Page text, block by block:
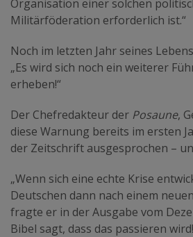
Organisation einer solchen
Militärföderation erforderlich ist.“
Noch im letzten Jahr seines
„Es wird sich noch ein weiterer
erheben!“
Der Chefredakteur der Posaune,
diese Warnung bereits im ersten
der Zeitschrift ausgesprochen –
„Wenn sich eine echte Krise
Deutschen dann nach einem
fragte er in der Ausgabe vom
Bibel sagt, dass das passieren